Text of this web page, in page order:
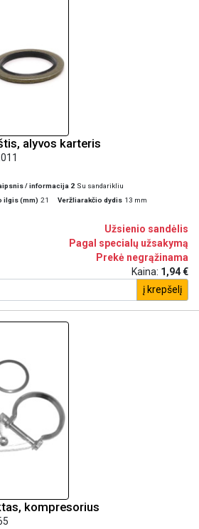
alyvos karteris
/ informacija 2 Su sandarikliu
ilgis (mm) 21 Veržliarakčio dydis 13 mm
Užsienio sandėlis
Pagal specialų užsakymą
Prekė negrąžinama
Kaina: 1,94 €
į krepšelį
kompresorius